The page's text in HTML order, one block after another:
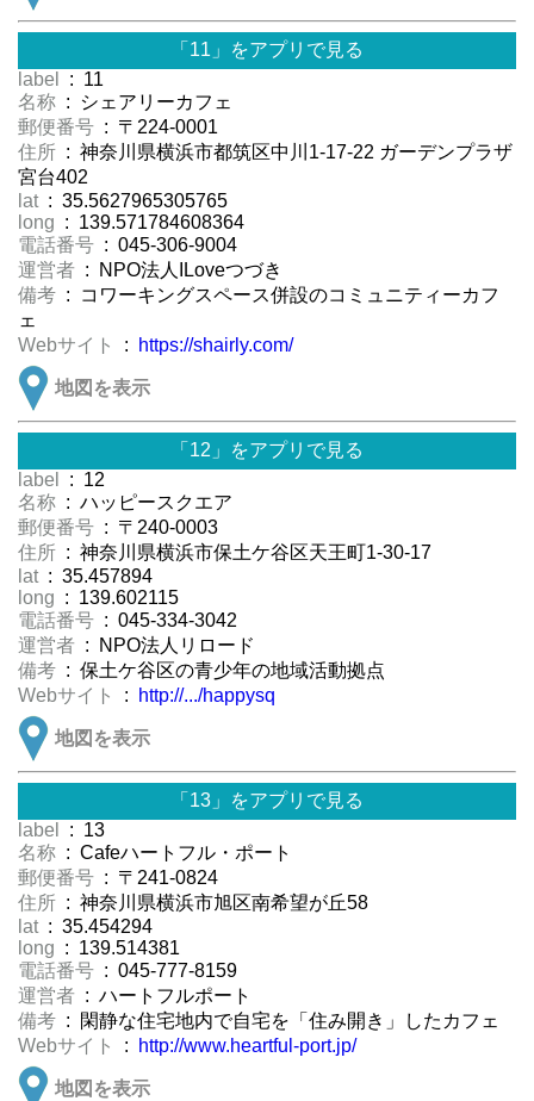
「11」をアプリで見る
label
: 11
名称 : シェアリーカフェ
郵便番号 : 〒224-0001
住所 : 神奈川県横浜市都筑区中川1-17-22 ガーデンプラザ
宮台402
lat : 35.5627965305765
long : 139.571784608364
電話番号 : 045-306-9004
運営者 : NPO法人ILoveつづき
備考 : コワーキングスペース併設のコミュニティーカフ
ェ
Webサイト
: https://shairly.com/
地図を表示
「12」をアプリで見る
label
: 12
名称 : ハッピースクエア
郵便番号 : 〒240-0003
住所 : 神奈川県横浜市保土ケ谷区天王町1-30-17
lat : 35.457894
long : 139.602115
電話番号 : 045-334-3042
運営者 : NPO法人リロード
備考 : 保土ケ谷区の青少年の地域活動拠点
Webサイト
: http://.../happysq
地図を表示
「13」をアプリで見る
label
: 13
名称 : Cafeハートフル・ポート
郵便番号 : 〒241-0824
住所 : 神奈川県横浜市旭区南希望が丘58
lat : 35.454294
long : 139.514381
電話番号 : 045-777-8159
運営者 : ハートフルポート
備考 : 閑静な住宅地内で自宅を「住み開き」したカフェ
Webサイト
: http://www.heartful-port.jp/
地図を表示